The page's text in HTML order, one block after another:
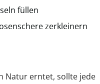
füllen
zerkleinern
Natur erntet, sollte jede